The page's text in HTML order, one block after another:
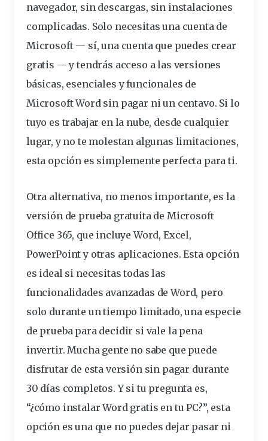
navegador, sin descargas, sin instalaciones
complicadas. Solo necesitas una cuenta de
Microsoft — sí, una cuenta que puedes crear
gratis — ytendrás acceso a las versiones
básicas, esenciales y funcionales de
Microsoft Word sin pagar ni un centavo. Si lo
tuyo es trabajar en la nube, desde cualquier
lugar, y no te molestan algunas limitaciones,
esta opción es simplemente perfecta para ti.
Otra alternativa, no menos importante, es la
versión de prueba gratuita de Microsoft
Office 365, que incluye Word, Excel,
PowerPoint y otras aplicaciones. Esta opción
es ideal si necesitas todas las
funcionalidades avanzadas de Word, pero
solo durante un tiempo limitado, una especie
de prueba para decidir si vale la pena
invertir. Mucha gente no sabe que puede
disfrutar de esta versión sin pagar durante
30 días completos. Y si tu pregunta es,
“¿cómo instalar Word gratis en tu PC?”, esta
opción es una que no puedes dejar pasar ni